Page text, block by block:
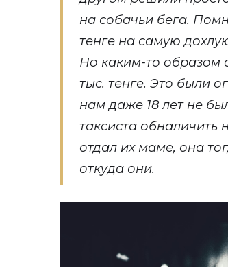
на собачьи бега.
тенге на самую
Но каким-то образом
тыс. тенге. Это были
нам даже 18 лет не
таксиста
отдал их маме, она
откуда они.